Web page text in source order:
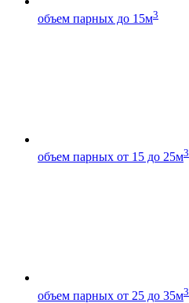
объем парных до 15м3
объем парных от 15 до 25м3
объем парных от 25 до 35м3